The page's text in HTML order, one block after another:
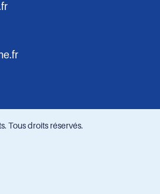
Tous droits réservés.